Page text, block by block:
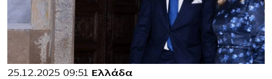
25.12.2025 09:51 Ελλάδα